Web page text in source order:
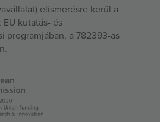
elismerésre kerül a
kutatás- és
programjában, a 782393-as